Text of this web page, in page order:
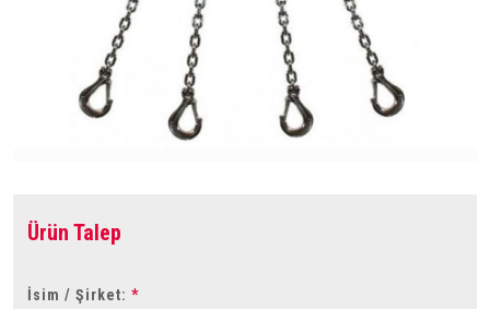
Ürün Talep
İsim / Şirket: *